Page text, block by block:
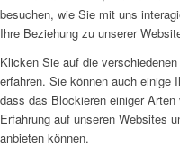
besuchen, wie Sie mit uns
Ihre Beziehung zu unserer
Klicken Sie auf die
erfahren. Sie können auch einige
dass das Blockieren einiger
Erfahrung auf unseren Websites
anbieten können.